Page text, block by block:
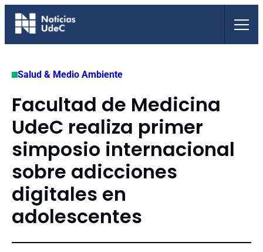
Saltar
Salud & Medio Ambiente
Facultad de Medicina
UdeC realiza primer
simposio internacional
sobre adicciones
digitales en
adolescentes